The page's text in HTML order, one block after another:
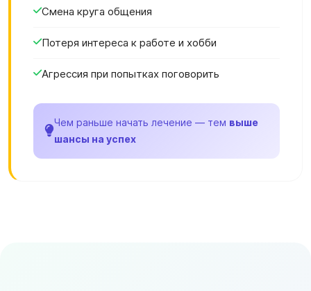
Смена круга общения
Потеря интереса к работе и хобби
Агрессия при попытках поговорить
Чем раньше начать лечение — тем выше
шансы на успех